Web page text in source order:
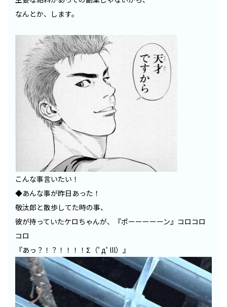
なんとか、します。
こんな事言いたい！
◆あんな事が昨日あった！
敬汰郎と散歩してた時の事、
彼が持っていたケロちゃんが、『ポーーーーーン』コロコロ
コロ
『あっ？！？！！！！Σ（ﾟдﾟlll）』